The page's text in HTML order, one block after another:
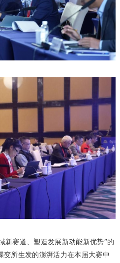
新赛道、塑造发展新动能新优势”的
变所生发的澎湃活力在本届大赛中